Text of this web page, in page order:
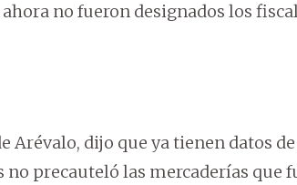
no fueron designados los
Arévalo, dijo que ya tienen datos
no precauteló las mercaderías que